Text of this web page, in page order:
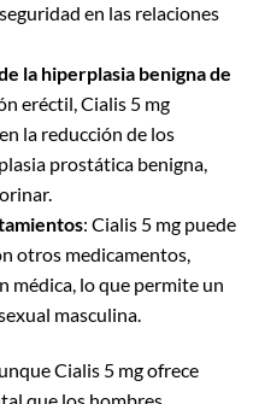
en las relaciones
la hiperplasia benigna de
eréctil, Cialis 5 mg
la reducción de los
prostática benigna,
: Cialis 5 mg puede
otros medicamentos,
médica, lo que permite un
masculina.
Cialis 5 mg ofrece